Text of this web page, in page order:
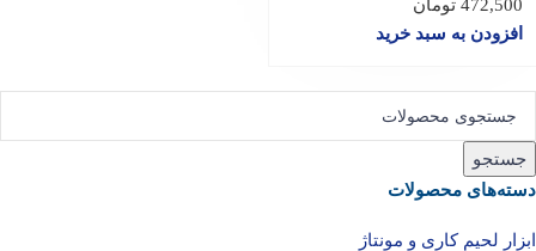
جستجو
دسته‌های محصولات
ابزار لحیم کاری و مونتاژ
472,500 تومان
افزودن به سبد خرید